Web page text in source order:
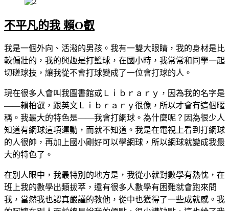
不平凡的我 賴O叡
我是一個外向、活潑的男孩。我有一雙大眼睛，我的身材是比
較偏壯的，我的興趣是打籃球，在國小時，我常常和同學一起
切磋球技，讓我從不會打球變成了一位會打球的人。
現在很多人會叫我圖書館或Ｌｉｂｒａｒｙ，因為我的名字是
——賴柏叡，跟英文Ｌｉｂｒａｒｙ很像，所以才會有這個暱
稱。我最大的特色是——我會打網球。為什麼呢？因為很少人
知道有網球這項運動，而就不知道。我是在電視上看到打網球
的人很帥，再加上國小剛好可以學網球，所以網球就變成我最
大的特色了。
在別人眼中，我最特別的地方是，我從小就對數學有熱忱，在
班上我的數學出類拔萃，還有很多人數學有困難就會跑來問
我，當然我也認真嚴謹的教他，從中也獲得了一些成就感。我